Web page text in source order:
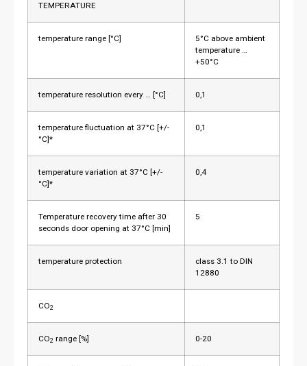
TEMPERATURE
temperature range [°C]
5°C above ambient
temperature …
+50°C
temperature resolution every … [°C] 0,1
temperature fluctuation at 37°C [+/-
°C]*
0,1
temperature variation at 37°C [+/-
°C]*
0,4
Temperature recovery time after 30
seconds door opening at 37°C [min]
5
temperature protection
class 3.1 to DIN
12880
CO2
CO2 range [%] 0-20